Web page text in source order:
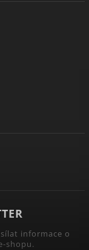
informace o
shopu.